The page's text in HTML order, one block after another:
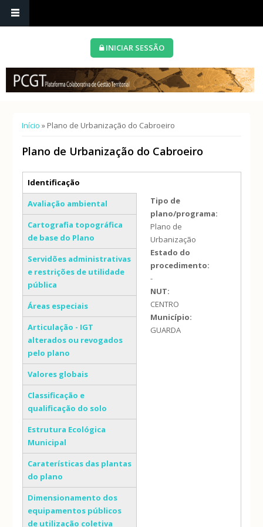
INICIAR SESSÃO
Está aqui
Início » Plano de Urbanização do Cabroeiro
Plano de Urbanização do Cabroeiro
Separadores verticais
Identificação
(separador ativo)
Avaliação ambiental
Cartografia topográfica
de base do Plano
Servidões administrativas
e restrições de utilidade
pública
Áreas especiais
Articulação - IGT
alterados ou revogados
pelo plano
Valores globais
Classificação e
qualificação do solo
Estrutura Ecológica
Municipal
Caraterísticas das plantas
do plano
Dimensionamento dos
equipamentos públicos
de utilização coletiva
Tipo de
plano/programa:
Plano de
Urbanização
Estado do
procedimento:
-
NUT:
CENTRO
Município:
GUARDA